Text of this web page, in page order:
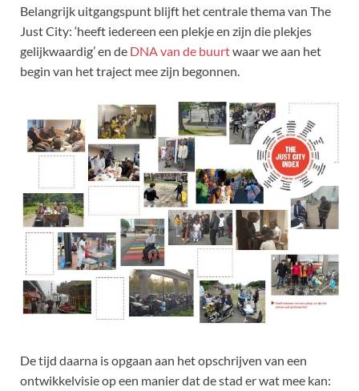
Belangrijk uitgangspunt blijft het centrale thema van The
Just City: ‘heeft iedereen een plekje en zijn die plekjes
gelijkwaardig’ en de DNA van de buurtwaar we aan het
begin van het traject mee zijn begonnen.
De tijd daarna is opgaan aan het opschrijven van een
ontwikkelvisie op een manier dat de stad er wat mee kan: